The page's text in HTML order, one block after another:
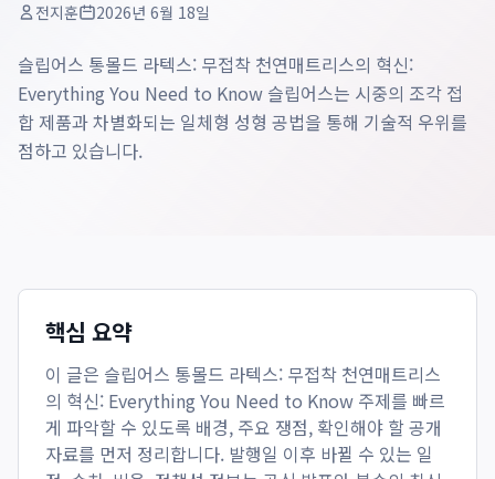
전지훈 2026년 6월 18일
슬립어스 통몰드 라텍스: 무접착 천연매트리스의 혁신:
Everything You Need to Know 슬립어스는 시중의 조각 접
합 제품과 차별화되는 일체형 성형 공법을 통해 기술적 우위를
점하고 있습니다.
핵심 요약
이 글은 슬립어스 통몰드 라텍스: 무접착 천연매트리스
의 혁신: Everything You Need to Know 주제를 빠르
게 파악할 수 있도록 배경, 주요 쟁점, 확인해야 할 공개
자료를 먼저 정리합니다. 발행일 이후 바뀔 수 있는 일